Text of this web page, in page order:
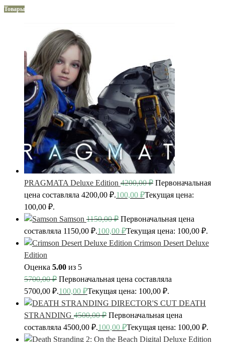
Товары
PRAGMATA Deluxe Edition 4200,00₽ Первоначальная
цена составляла 4200,00 ₽.100,00 ₽Текущая цена:
100,00 ₽.
Samson 1150,00₽ Первоначальная цена
составляла 1150,00 ₽.100,00 ₽Текущая цена: 100,00 ₽.
Crimson Desert Deluxe
Edition
Оценка 5.00 из 5
5700,00₽ Первоначальная цена составляла
5700,00 ₽.100,00 ₽Текущая цена: 100,00 ₽.
DEATH
STRANDING 4500,00₽ Первоначальная цена
составляла 4500,00 ₽.100,00 ₽Текущая цена: 100,00 ₽.